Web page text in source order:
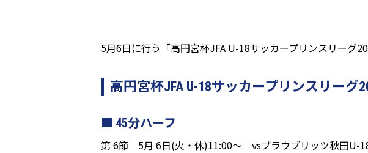
5月6日に行う「高円宮杯JFA U-18サッカープリンスリーグ
高円宮杯JFA U-18サッカープリンスリーグ
45分ハーフ
第 6節 5月 6日(火・休)11:00～ vsブラウブリッツ秋田U-